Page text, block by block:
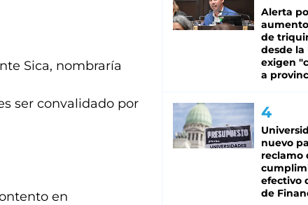
Sica, nombraría
ser convalidado por
en
Alerta
de
desde la
exigen
a
nuevo
reclamo
efectivo
de